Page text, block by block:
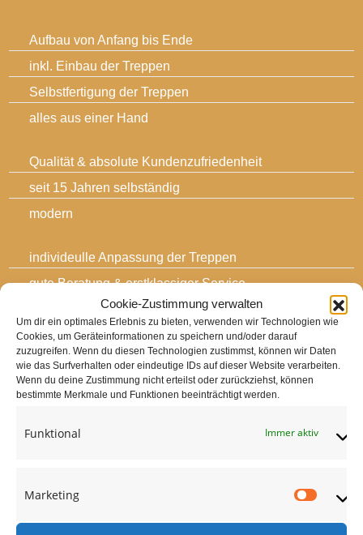
Cookie-Zustimmung verwalten
Um dir ein optimales Erlebnis zu bieten, verwenden wir Technologien wie
Cookies, um Geräteinformationen zu speichern und/oder darauf
zuzugreifen. Wenn du diesen Technologien zustimmst, können wir Daten
wie das Surfverhalten oder eindeutige IDs auf dieser Website verarbeiten.
Wenn du deine Zustimmung nicht erteilst oder zurückziehst, können
bestimmte Merkmale und Funktionen beeinträchtigt werden.
Funktional Immer aktiv
Marketing
Aufbau von Anfang bis Ende
inkl. Einbau der Treppen
Selbstfertigung der Treppen
alles aus einer Hand
Qualität & absolute Kundenzufriedenheit
seit 15 Jahren selbständig
modern
individeulle Anpassung der Treppen
gute Beratung & erstklassiger Service
Außentreppe Eichenholz
28 Aug. , 2017